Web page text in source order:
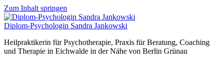
Zum Inhalt springen
Diplom-Psychologin Sandra Jankowski
Heilpraktikerin für Psychotherapie, Praxis für Beratung, Coaching
und Therapie in Eichwalde in der Nähe von Berlin Grünau